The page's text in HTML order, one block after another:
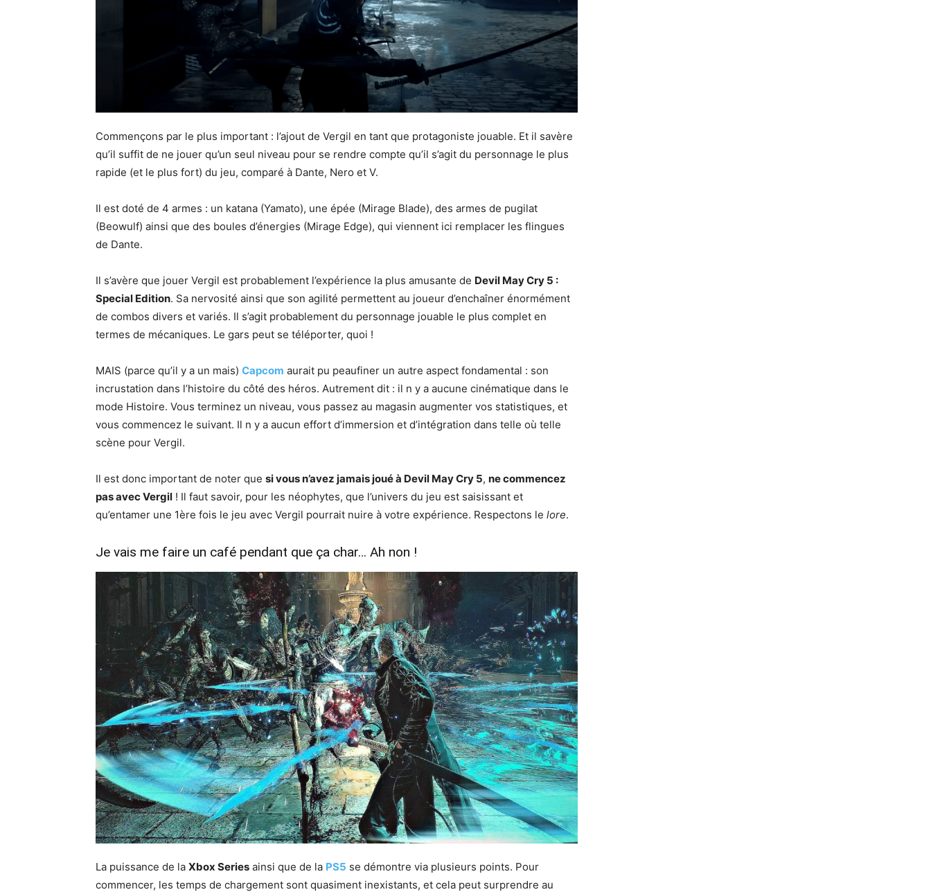
Commençons par le plus important : l’ajout de Vergil en tant que protagoniste jouable. Et il savère
qu’il suffit de ne jouer qu’un seul niveau pour se rendre compte qu’il s’agit du personnage le plus
rapide (et le plus fort) du jeu, comparé à Dante, Nero et V.
Il est doté de 4 armes : un katana (Yamato), une épée (Mirage Blade), des armes de pugilat
(Beowulf) ainsi que des boules d’énergies (Mirage Edge), qui viennent ici remplacer les flingues
de Dante.
Il s’avère que jouer Vergil est probablement l’expérience la plus amusante de Devil May Cry 5 :
Special Edition. Sa nervosité ainsi que son agilité permettent au joueur d’enchaîner énormément
de combos divers et variés. Il s’agit probablement du personnage jouable le plus complet en
termes de mécaniques. Le gars peut se téléporter, quoi !
MAIS (parce qu’il y a un mais) Capcom aurait pu peaufiner un autre aspect fondamental : son
incrustation dans l’histoire du côté des héros. Autrement dit : il n y a aucune cinématique dans le
mode Histoire. Vous terminez un niveau, vous passez au magasin augmenter vos statistiques, et
vous commencez le suivant. Il n y a aucun effort d’immersion et d’intégration dans telle où telle
scène pour Vergil.
Il est donc important de noter que si vous n’avez jamais joué à Devil May Cry 5, ne commencez
pas avec Vergil ! Il faut savoir, pour les néophytes, que l’univers du jeu est saisissant et
qu’entamer une 1ère fois le jeu avec Vergil pourrait nuire à votre expérience. Respectons le lore.
Je vais me faire un café pendant que ça char… Ah non !
La puissance de la Xbox Series ainsi que de la PS5 se démontre via plusieurs points. Pour
commencer, les temps de chargement sont quasiment inexistants, et cela peut surprendre au